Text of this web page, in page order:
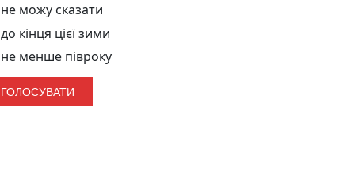
не можу сказати
до кінця цієї зими
не менше півроку